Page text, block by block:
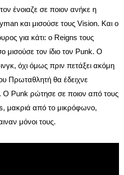
ένοιαζε σε ποιον ανήκε η
και μισούσε τους Vision. Και ο
για κάτι: ο Reigns τους
μισούσε τον ίδιο τον Punk. Ο
όχι όμως πριν πετάξει ακόμη
Πρωταθλητή θα έδειχνε
Ο Punk ρώτησε σε ποιον από τους
μακριά από το μικρόφωνο,
μόνοι τους.